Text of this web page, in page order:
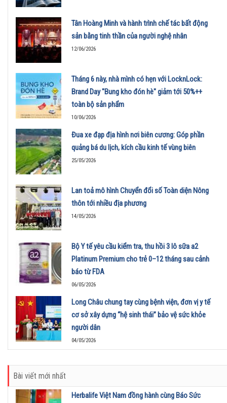
Tân Hoàng Minh và hành trình chế tác bất động
sản bằng tinh thần của người nghệ nhân
12/06/2026
Tháng 6 này, nhà mình có hẹn với LocknLock:
Brand Day "Bung kho đón hè" giảm tới 50%++
toàn bộ sản phẩm
10/06/2026
Đua xe đạp địa hình nơi biên cương: Góp phần
quảng bá du lịch, kích cầu kinh tế vùng biên
25/05/2026
Lan toả mô hình Chuyển đổi số Toàn diện Nông
thôn tới nhiều địa phương
14/05/2026
Bộ Y tế yêu cầu kiểm tra, thu hồi 3 lô sữa a2
Platinum Premium cho trẻ 0–12 tháng sau cảnh
báo từ FDA
06/05/2026
Long Châu chung tay cùng bệnh viện, đơn vị y tế
cơ sở xây dựng “hệ sinh thái” bảo vệ sức khỏe
người dân
04/05/2026
Bài viết mới nhất
Herbalife Việt Nam đồng hành cùng Báo Sức